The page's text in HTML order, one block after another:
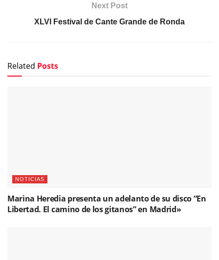
Next Post
XLVI Festival de Cante Grande de Ronda
Related Posts
NOTICIAS
Marina Heredia presenta un adelanto de su disco “En
Libertad. El camino de los gitanos” en Madrid»